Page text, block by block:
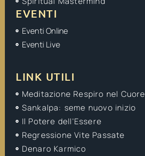
EVENTI
Eventi Online
Eventi Live
LINK UTILI
Meditazione Respiro nel Cuore
Sankalpa: seme nuovo inizio
Il Potere dell'Essere
Regressione Vite Passate
Denaro Karmico